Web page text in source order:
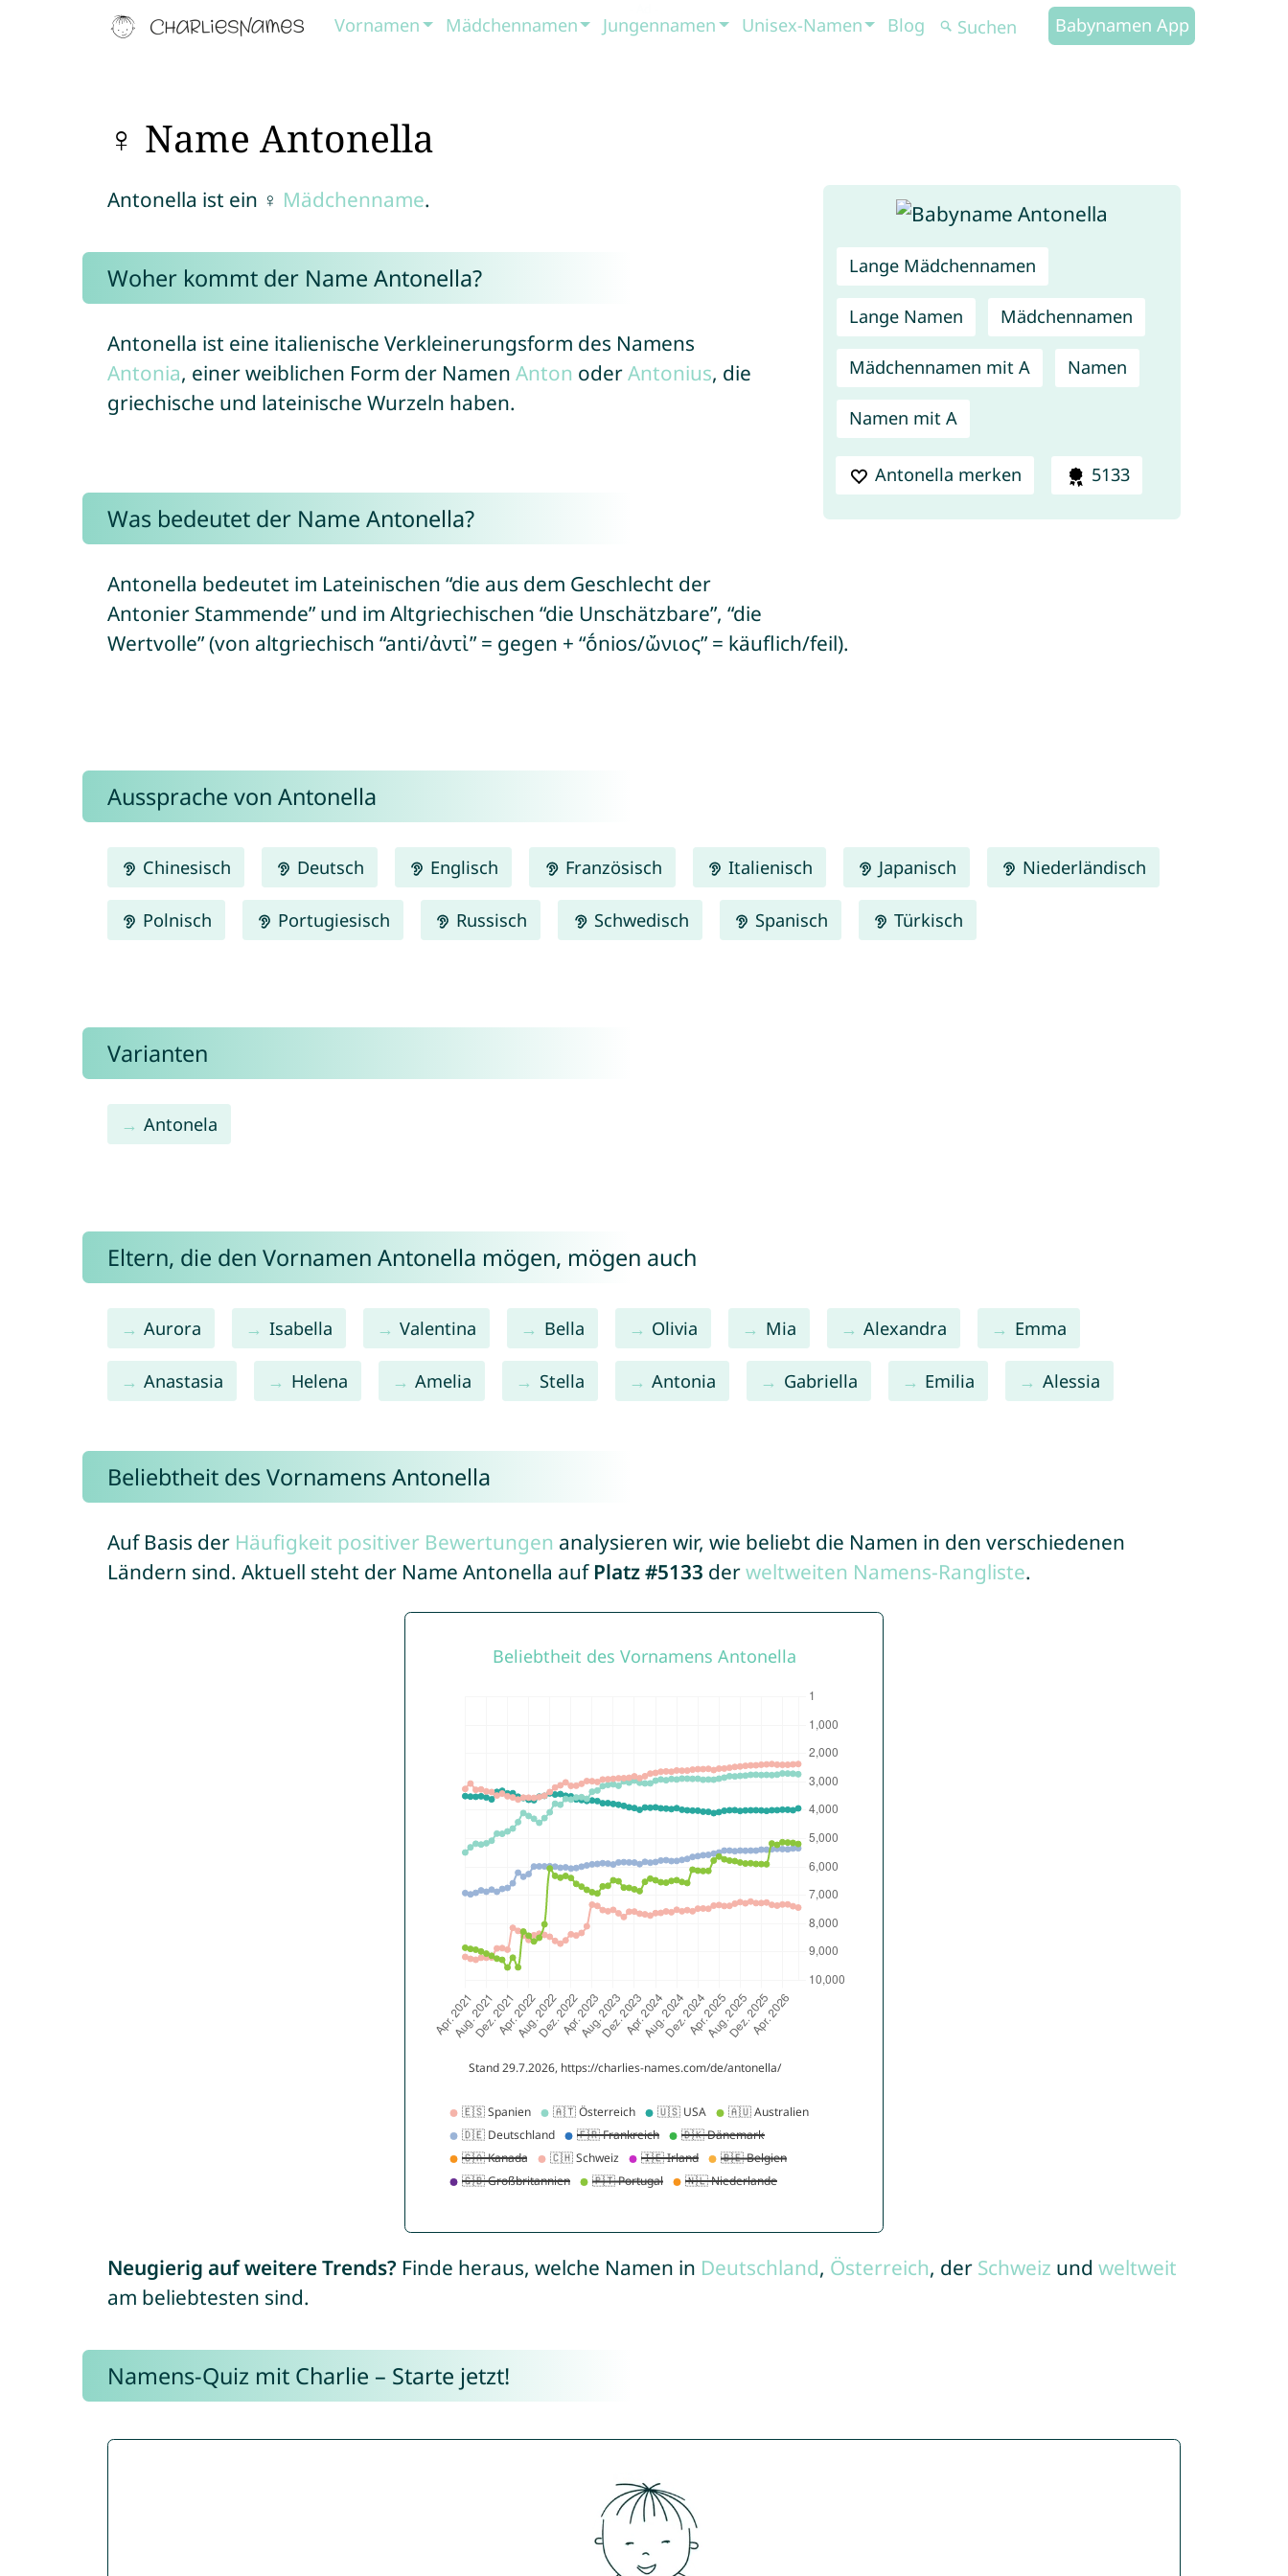
Vornamen Mädchennamen Jungennamen Unisex-Namen Blog Babynamen App
♀ Name Antonella
Lange Mädchennamen
Lange Namen Mädchennamen
Mädchennamen mit A Namen
Namen mit A
Antonella merken 5133
Antonella ist ein ♀ Mädchenname.
Woher kommt der Name Antonella?
Antonella ist eine italienische Verkleinerungsform des Namens
Antonia, einer weiblichen Form der Namen Anton oderAntonius, die
griechische und lateinische Wurzeln haben.
Was bedeutet der Name Antonella?
Antonella bedeutet im Lateinischen “die aus dem Geschlecht der
Antonier Stammende” und im Altgriechischen “die Unschätzbare”, “die
Wertvolle” (von altgriechisch “anti/ἀντἰ” = gegen + “ṓnios/ὤνιος” = käuflich/feil).
Aussprache von Antonella
Chinesisch Deutsch Englisch Französisch Italienisch Japanisch Niederländisch
Polnisch Portugiesisch Russisch Schwedisch Spanisch Türkisch
Varianten
Antonela
Eltern, die den Vornamen Antonella mögen, mögen auch
Aurora Isabella Valentina Bella Olivia Mia Alexandra Emma
Anastasia Helena Amelia Stella Antonia Gabriella Emilia Alessia
Beliebtheit des Vornamens Antonella
Auf Basis der Häufigkeit positiver Bewertungen analysieren wir, wie beliebt die Namen in den verschiedenen
Ländern sind. Aktuell steht der Name Antonella auf Platz #5133 derweltweiten Namens-Rangliste.
Neugierig auf weitere Trends? Finde heraus, welche Namen in Deutschland, Österreich, der Schweiz und weltweit
am beliebtesten sind.
Namens-Quiz mit Charlie – Starte jetzt!